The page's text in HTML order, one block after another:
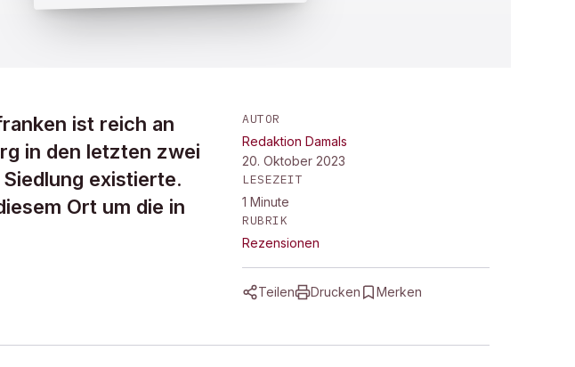
ist reich an
in den letzten zwei
existierte.
Ort um die in
AUTOR
Redaktion Damals
20. Oktober 2023
LESEZEIT
1 Minute
RUBRIK
Rezensionen
Teilen Drucken Merken